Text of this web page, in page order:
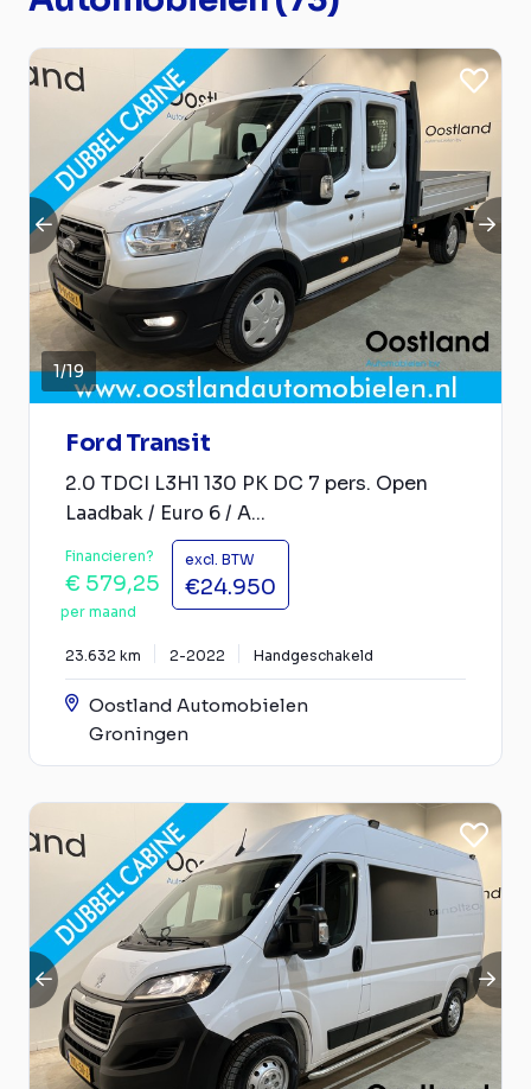
1/19
Ford Transit
2.0 TDCI L3H1 130 PK DC 7 pers. Open
Laadbak / Euro 6 / A...
Financieren?
€ 579,25
per maand
excl. BTW
€24.950
23.632 km 2-2022 Handgeschakeld
Oostland Automobielen
Groningen